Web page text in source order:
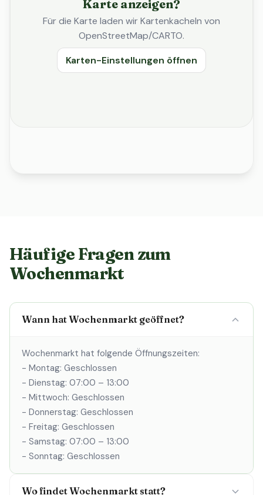
Karte anzeigen?
Für die Karte laden wir Kartenkacheln von
OpenStreetMap/CARTO.
Karten-Einstellungen öffnen
Häufige Fragen zum
Wochenmarkt
Wann hat Wochenmarkt geöffnet?
Wochenmarkt hat folgende Öffnungszeiten:
- Montag: Geschlossen
- Dienstag: 07:00 – 13:00
- Mittwoch: Geschlossen
- Donnerstag: Geschlossen
- Freitag: Geschlossen
- Samstag: 07:00 – 13:00
- Sonntag: Geschlossen
Wo findet Wochenmarkt statt?